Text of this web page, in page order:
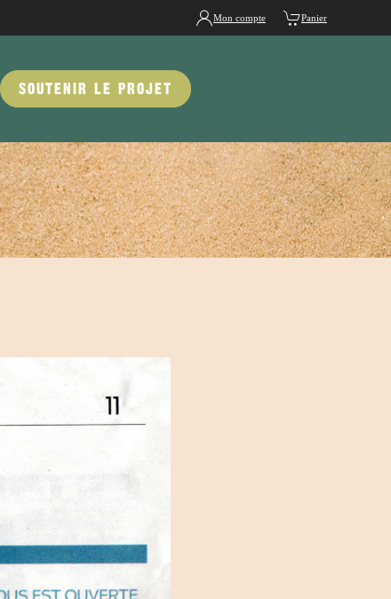
Mon compte Panier
SOUTENIR LE PROJET